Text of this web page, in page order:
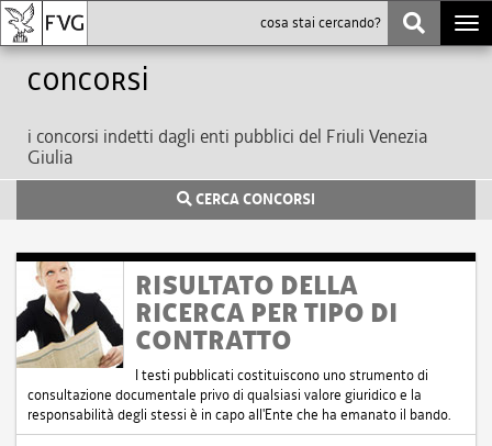
Concorsi
i concorsi indetti dagli enti pubblici del Friuli Venezia
Giulia
CERCA CONCORSI
RISULTATO DELLA
RICERCA PER TIPO DI
CONTRATTO
I testi pubblicati costituiscono uno strumento di
consultazione documentale privo di qualsiasi valore giuridico e la
responsabilità degli stessi è in capo all'Ente che ha emanato il bando.